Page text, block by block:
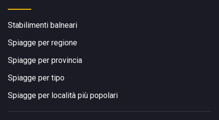
Stabilimenti balneari
Spiagge per regione
Spiagge per provincia
Spiagge per tipo
Spiagge per località più popolari